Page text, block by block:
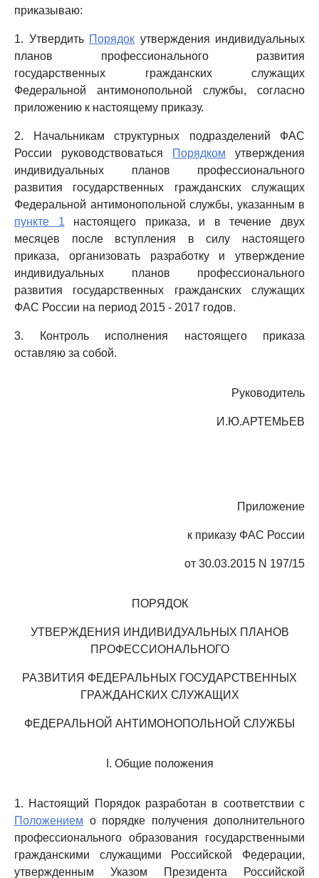
приказываю:
1. Утвердить Порядок утверждения индивидуальных
планов профессионального развития
государственных гражданских служащих
Федеральной антимонопольной службы, согласно
приложению к настоящему приказу.
2. Начальникам структурных подразделений ФАС
России руководствоваться
Порядком утверждения
индивидуальных планов профессионального
развития государственных гражданских служащих
Федеральной антимонопольной службы, указанным в
пункте 1 настоящего приказа, и в течение двух
месяцев после вступления в силу настоящего
приказа, организовать разработку и утверждение
индивидуальных планов профессионального
развития государственных гражданских служащих
ФАС России на период 2015 - 2017 годов.
3. Контроль исполнения настоящего приказа
оставляю за собой.
Руководитель
И.Ю.АРТЕМЬЕВ
Приложение
к приказу ФАС России
от 30.03.2015 N 197/15
ПОРЯДОК
УТВЕРЖДЕНИЯ ИНДИВИДУАЛЬНЫХ ПЛАНОВ
ПРОФЕССИОНАЛЬНОГО
РАЗВИТИЯ ФЕДЕРАЛЬНЫХ ГОСУДАРСТВЕННЫХ
ГРАЖДАНСКИХ СЛУЖАЩИХ
ФЕДЕРАЛЬНОЙ АНТИМОНОПОЛЬНОЙ СЛУЖБЫ
I. Общие положения
1. Настоящий Порядок разработан в соответствии с
Положением о порядке получения дополнительного
профессионального образования государственными
гражданскими служащими Российской Федерации,
утвержденным Указом Президента Российской